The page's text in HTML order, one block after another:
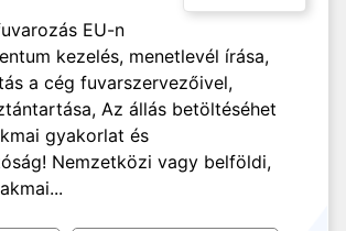
EU-n
kezelés, menetlevél írása,
a cég fuvarszervezőivel,
Az állás betöltéséhet
gyakorlat és
Nemzetközi vagy belföldi,